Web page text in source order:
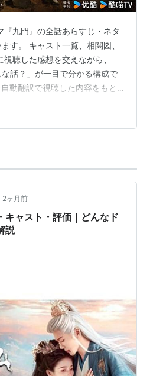
九門』の全話あらすじ・ネタ
す。 キャスト一覧、相関図、
聴した感想を交えながら、
な話？」が一目で分かる構成で
動翻訳で視聴した内容をもと
うに書いています。 ※画像は
います。 【1万記事以上あり】
：九门 キャスト 陈伟霆 饰 张
饰 霍仙姑 应昊茗 饰 齐铁嘴
2ヶ月前
キャスト・評価｜どんなド
説